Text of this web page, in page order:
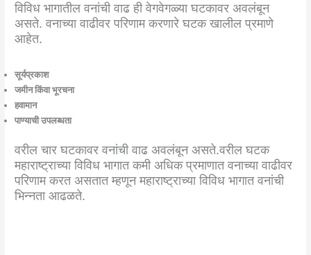
विविध भागातील वनांची वाढ ही वेगवेगळ्या घटकावर अवलंबून
असते. वनाच्या वाढीवर परिणाम करणारे घटक खालील प्रमाणे
आहेत.
सूर्यप्रकाश
जमीन किंवा भूरचना
हवामान
पाण्याची उपलब्धता
वरील चार घटकावर वनांची वाढ अवलंबून असते.वरील घटक
महाराष्ट्राच्या विविध भागात कमी अधिक प्रमाणात वनाच्या वाढीवर
परिणाम करत असतात म्हणून महाराष्ट्राच्या विविध भागात वनांची
भिन्नता आढळते.